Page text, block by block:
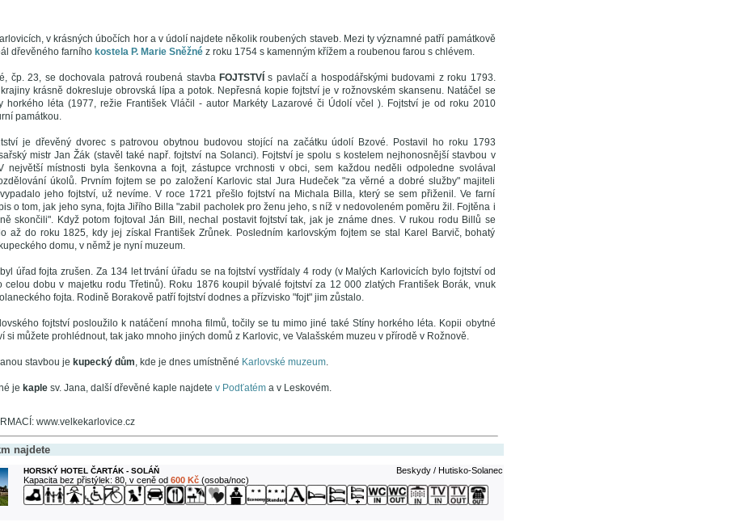
v krásných úbočích hor a v údolí najdete několik roubených staveb. Mezi ty významné patří památkově
dřevěného farního kostela P. Marie Sněžnéz roku 1754 s kamenným křížem a roubenou farou s chlévem.
čp. 23, se dochovala patrová roubená stavba FOJTSTVÍ s pavlačí a hospodářskými budovami z roku 1793.
krásně dokresluje obrovská lípa a potok. Nepřesná kopie fojtství je v rožnovském skansenu. Natáčel se
horkého léta (1977, režie František Vláčil - autor Markéty Lazarové či Údolí včel ). Fojtství je od roku 2010
památkou.
je dřevěný dvorec s patrovou obytnou budovou stojící na začátku údolí Bzové. Postavil ho roku 1793
mistr Jan Žák (stavěl také např. fojtství na Solanci). Fojtství je spolu s kostelem nejhonosnější stavbou v
největší místnosti byla šenkovna a fojt, zástupce vrchnosti v obci, sem každou neděli odpoledne svolával
úkolů. Prvním fojtem se po založení Karlovic stal Jura Hudeček "za věrné a dobré služby" majiteli
jeho fojtství, už nevíme. V roce 1721 přešlo fojtství na Michala Billa, který se sem přiženil. Ve farní
o tom, jak jeho syna, fojta Jiřího Billa "zabil pacholek pro ženu jeho, s níž v nedovoleném poměru žil. Fojtěna i
skončili". Když potom fojtoval Ján Bill, nechal postavit fojtství tak, jak je známe dnes. V rukou rodu Billů se
až do roku 1825, kdy jej získal František Zrůnek. Posledním karlovským fojtem se stal Karel Barvič, bohatý
domu, v němž je nyní muzeum.
úřad fojta zrušen. Za 134 let trvání úřadu se na fojtství vystřídaly 4 rody (v Malých Karlovicích bylo fojtství od
celou dobu v majetku rodu Třetinů). Roku 1876 koupil bývalé fojtství za 12 000 zlatých František Borák, vnuk
fojta. Rodině Borakově patří fojtství dodnes a přízvisko "fojt" jim zůstalo.
fojtství posloužilo k natáčení mnoha filmů, točily se tu mimo jiné také Stíny horkého léta. Kopii obytné
si můžete prohlédnout, tak jako mnoho jiných domů z Karlovic, ve Valašském muzeu v přírodě v Rožnově.
stavbou je kupecký dům, kde je dnes umístněné Karlovské muzeum.
je kaplesv. Jana, další dřevěné kaple najdete v Podťatéma v Leskovém.
www.velkekarlovice.cz
najdete
HORSKÝ HOTEL ČARTÁK - SOLÁŇ
Beskydy / Hutisko-Solanec
Kapacita bez přistýlek: 80, v ceně od 600 Kč(osoba/noc)